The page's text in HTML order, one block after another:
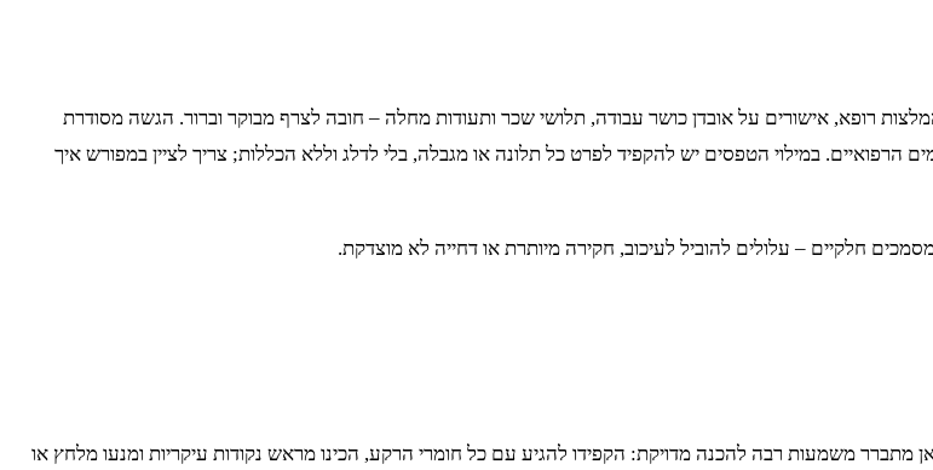
רופא, אישורים על אובדן כושר עבודה, תלושי שכר ותעודות מחלה – חובה לצרף מבוקר וברור. הגשה מסודרת
במילוי הטפסים יש להקפיד לפרט כל תלונה או מגבלה, בלי לדלג וללא הכללות; צריך לציין במפורש איך
חלקיים – עלולים להוביל לעיכוב, חקירה מיותרת או דחייה לא מוצדקת.
מתברר משמעות רבה להכנה מדויקת: הקפידו להגיע עם כל חומרי הרקע, הכינו מראש נקודות עיקריות ומנעו מלחץ או